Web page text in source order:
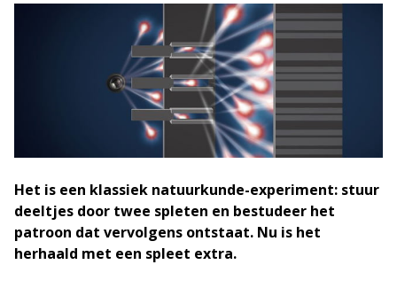
Het is een klassiek natuurkunde-experiment: stuur
deeltjes door twee spleten en bestudeer het
patroon dat vervolgens ontstaat. Nu is het
herhaald met een spleet extra.